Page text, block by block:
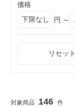
価格
円 ～
リセット
146